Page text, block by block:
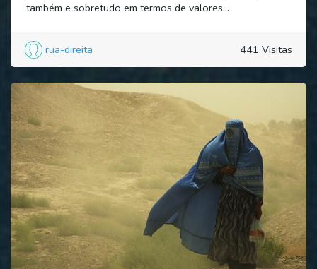
também e sobretudo em termos de valores...
rua-direita 441 Visitas